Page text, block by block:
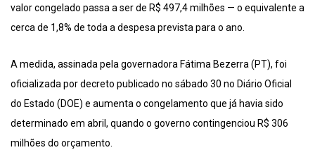
valor congelado passa a ser de R$ 497,4 milhões — o equivalente a
cerca de 1,8% de toda a despesa prevista para o ano.
A medida, assinada pela governadora Fátima Bezerra (PT), foi
oficializada por decreto publicado no sábado 30 no Diário Oficial
do Estado (DOE) e aumenta o congelamento que já havia sido
determinado em abril, quando o governo contingenciou R$ 306
milhões do orçamento.